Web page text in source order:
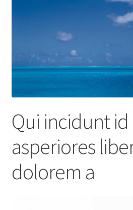
Qui incidunt
asperiores
dolorem a